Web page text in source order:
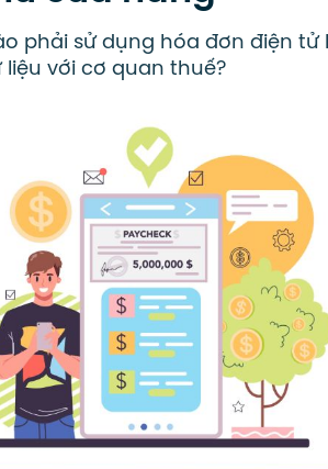
phải sử dụng hóa đơn điện tử
với cơ quan thuế?